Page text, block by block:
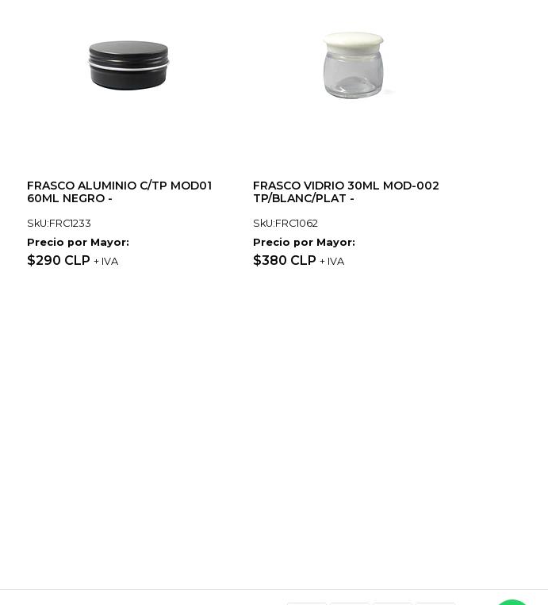
FRASCO ALUMINIO C/TP MOD01
60ML NEGRO -
SkU:FRC1233
Precio por Mayor:
$290 CLP + IVA
FRASCO VIDRIO 30ML MOD-002
TP/BLANC/PLAT -
SkU:FRC1062
Precio por Mayor:
$380 CLP + IVA